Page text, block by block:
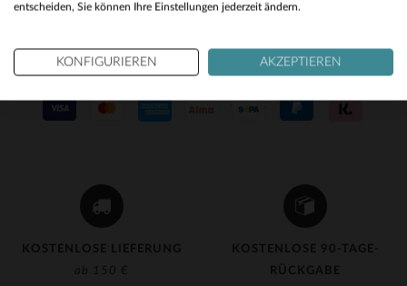
KOSTENLOSE LIEFERUNG
ab 150 €
KOSTENLOSE 90-TAGE-
RÜCKGABE
UNSERE VERTRAUENSWÜRDIGEN PARTNER
entscheiden, Sie können Ihre Einstellungen jederzeit ändern.
KONFIGURIEREN AKZEPTIEREN